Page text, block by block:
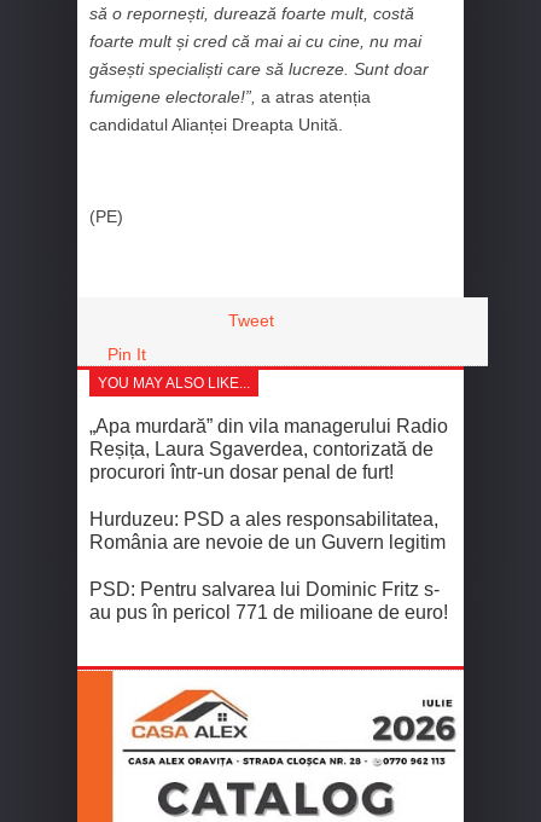
să o repornești, durează foarte mult, costă
foarte mult și cred că mai ai cu cine, nu mai
găsești specialiști care să lucreze. Sunt doar
fumigene electorale!”, a atras atenția
candidatul Alianței Dreapta Unită.
(PE)
Tweet
Pin It
YOU MAY ALSO LIKE...
„Apa murdară” din vila managerului Radio
Reșița, Laura Sgaverdea, contorizată de
procurori într-un dosar penal de furt!
Hurduzeu: PSD a ales responsabilitatea,
România are nevoie de un Guvern legitim
PSD: Pentru salvarea lui Dominic Fritz s-
au pus în pericol 771 de milioane de euro!